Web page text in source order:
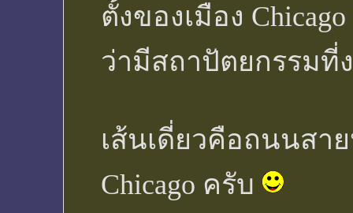
ตั้งของเมือง
ว่ามีสถาปัตยกรรมที่
เส้นเดี่ยวคือถนนสา
Chicago ครับ